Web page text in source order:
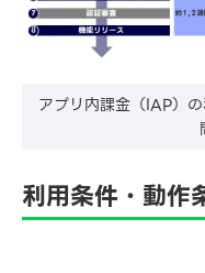
アプリ内課金（IAP）
利用条件・動作